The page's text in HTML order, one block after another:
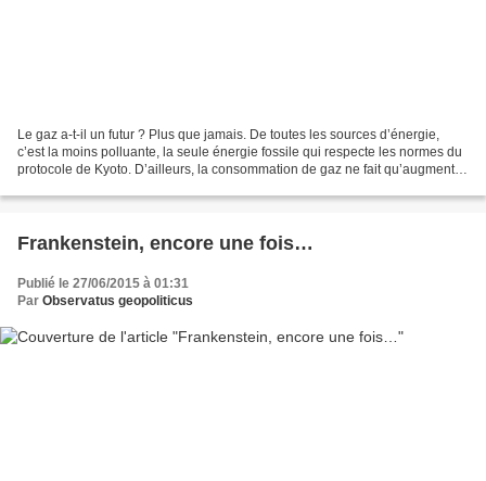
Le gaz a-t-il un futur ? Plus que jamais. De toutes les sources d’énergie,
c’est la moins polluante, la seule énergie fossile qui respecte les normes du
protocole de Kyoto. D’ailleurs, la consommation de gaz ne fait qu’augmenter
Frankenstein, encore une fois…
Publié le 27/06/2015 à 01:31
Par Observatus geopoliticus